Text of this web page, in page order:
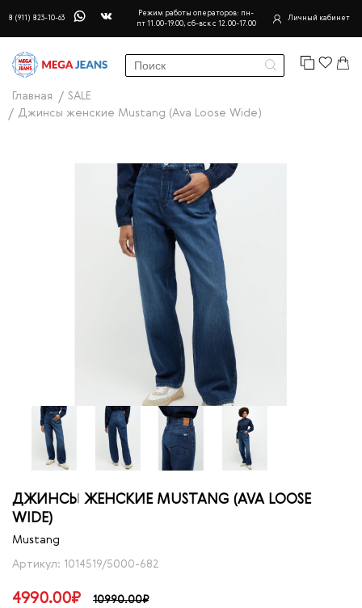
8 (911) 823-10-63
Режим работы операторов: пн-
пт 11.00-19.00, сб-вск с 12.00-17.00
Личный кабинет
Главная
SALE
Джинсы женские Mustang (Ava Loose Wide)
ДЖИНСЫ ЖЕНСКИЕ MUSTANG (AVA LOOSE
WIDE)
Mustang
Артикул: 1014519/5000-682
4990.00₽ 10990.00₽